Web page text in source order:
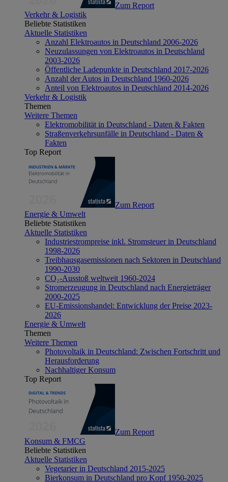
Zum Report
Verkehr & Logistik
Beliebte Statistiken
Aktuelle Statistiken
Anzahl Elektroautos in Deutschland 2006-2026
Neuzulassungen von Elektroautos in Deutschland
2003-2026
Öffentliche Ladepunkte in Deutschland 2017-2026
Anzahl der Autos in Deutschland 1960-2026
Anteil von Elektroautos in Deutschland 2014-2026
Verkehr & Logistik
Themen
Weitere Themen
Elektromobilität in Deutschland - Daten & Fakten
Straßenverkehrsunfälle in Deutschland - Daten &
Fakten
Top Report
Zum Report
Energie & Umwelt
Beliebte Statistiken
Aktuelle Statistiken
Industriestrompreise inkl. Stromsteuer in Deutschland
1998-2026
Treibhausgasemissionen nach Sektoren in Deutschland
1990-2030
CO₂-Ausstoß weltweit 1960-2024
Stromerzeugung in Deutschland nach Energieträger
2000-2025
EU-Emissionshandel: Entwicklung der Preise 2023-
2026
Energie & Umwelt
Themen
Weitere Themen
Photovoltaik in Deutschland: Zwischen Fortschritt und
Herausforderung
Nachhaltiger Konsum
Top Report
Zum Report
Konsum & FMCG
Beliebte Statistiken
Aktuelle Statistiken
Vegetarier in Deutschland 2015-2025
Bierkonsum in Deutschland pro Kopf 1950-2025